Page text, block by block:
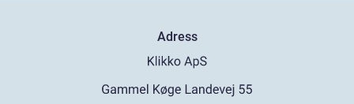
Adress